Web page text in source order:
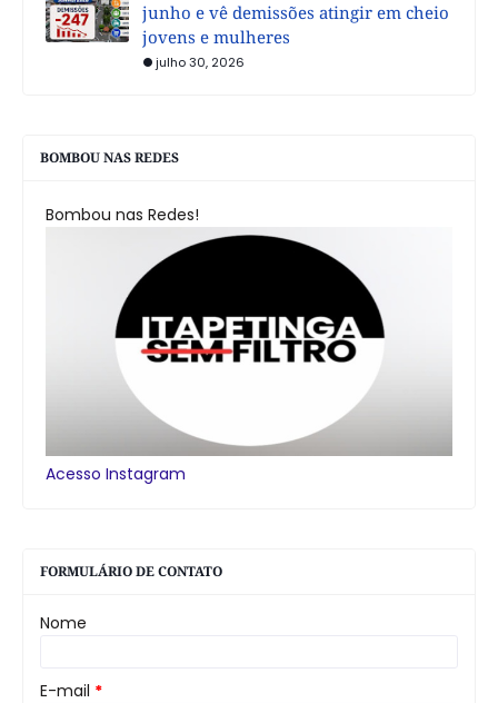
junho e vê demissões atingir em cheio
jovens e mulheres
julho 30, 2026
BOMBOU NAS REDES
Bombou nas Redes!
Acesso Instagram
FORMULÁRIO DE CONTATO
Nome
E-mail *